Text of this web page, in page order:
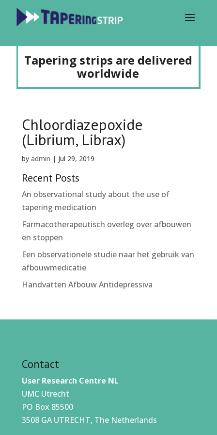
Tapering strips are delivered
worldwide
Chloordiazepoxide
(Librium, Librax)
by admin | Jul 29, 2019
Recent Posts
An observational study about the use of
tapering medication
Farmacotherapeutisch overleg over afbouwen
en stoppen
Een observationele studie naar het gebruik van
afbouwmedicatie
Handvatten Afbouw Antidepressiva
Contact
User Research Centre NL
UMC Utrecht
PO Box 85500
3508 GA UTRECHT, The Netherlands